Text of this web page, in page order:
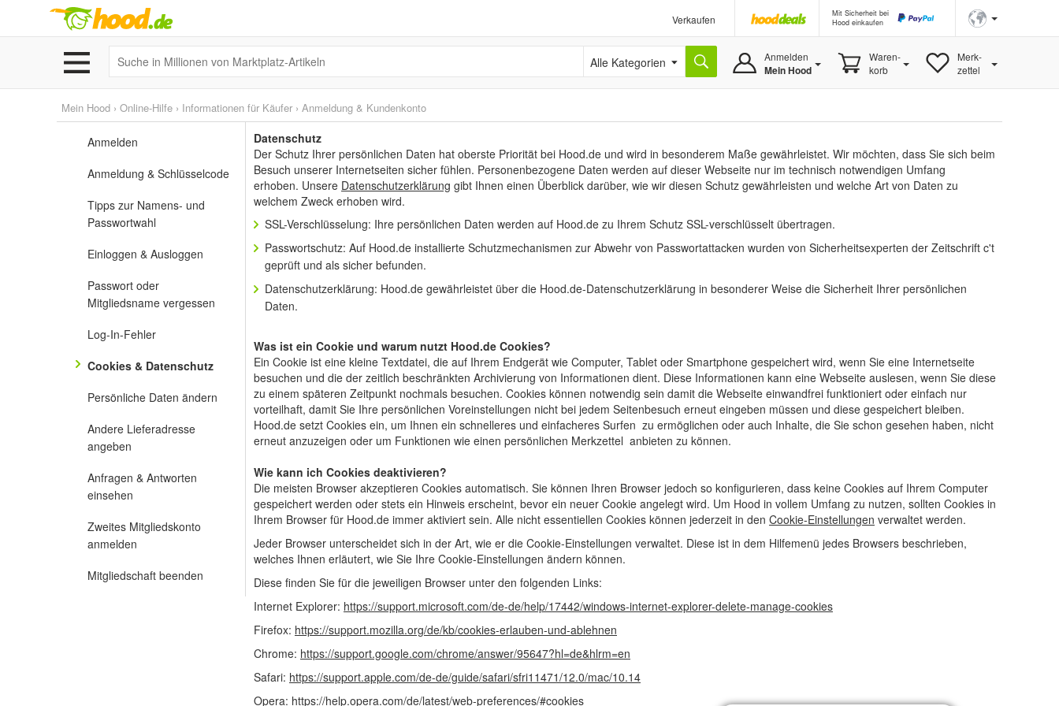
Verkaufen
Mit Sicherheit bei
Hood einkaufen
Alle Kategorien Anmelden
Mein Hood
Waren-
korb
Merk-
zettel
Mein Hood › Online-Hilfe › Informationen für Käufer › Anmeldung & Kundenkonto
Anmelden
Anmeldung & Schlüsselcode
Tipps zur Namens- und
Passwortwahl
Einloggen & Ausloggen
Passwort oder
Mitgliedsname vergessen
Log-In-Fehler
Cookies & Datenschutz
Persönliche Daten ändern
Andere Lieferadresse
angeben
Anfragen & Antworten
einsehen
Zweites Mitgliedskonto
anmelden
Mitgliedschaft beenden
Datenschutz
Der Schutz Ihrer persönlichen Daten hat oberste Priorität bei Hood.de und wird in besonderem Maße gewährleistet. Wir möchten, dass Sie sich beim
Besuch unserer Internetseiten sicher fühlen. Personenbezogene Daten werden auf dieser Webseite nur im technisch notwendigen Umfang
erhoben. Unsere Datenschutzerklärung gibt Ihnen einen Überblick darüber, wie wir diesen Schutz gewährleisten und welche Art von Daten zu
welchem Zweck erhoben wird.
SSL-Verschlüsselung: Ihre persönlichen Daten werden auf Hood.de zu Ihrem Schutz SSL-verschlüsselt übertragen.
Passwortschutz: Auf Hood.de installierte Schutzmechanismen zur Abwehr von Passwortattacken wurden von Sicherheitsexperten der Zeitschrift c't
geprüft und als sicher befunden.
Datenschutzerklärung: Hood.de gewährleistet über die Hood.de-Datenschutzerklärung in besonderer Weise die Sicherheit Ihrer persönlichen
Daten.
Was ist ein Cookie und warum nutzt Hood.de Cookies?
Ein Cookie ist eine kleine Textdatei, die auf Ihrem Endgerät wie Computer, Tablet oder Smartphone gespeichert wird, wenn Sie eine Internetseite
besuchen und die der zeitlich beschränkten Archivierung von Informationen dient. Diese Informationen kann eine Webseite auslesen, wenn Sie diese
zu einem späteren Zeitpunkt nochmals besuchen. Cookies können notwendig sein damit die Webseite einwandfrei funktioniert oder einfach nur
vorteilhaft, damit Sie Ihre persönlichen Voreinstellungen nicht bei jedem Seitenbesuch erneut eingeben müssen und diese gespeichert bleiben.
Hood.de setzt Cookies ein, um Ihnen ein schnelleres und einfacheres Surfen zu ermöglichen oder auch Inhalte, die Sie schon gesehen haben, nicht
erneut anzuzeigen oder um Funktionen wie einen persönlichen Merkzettel anbieten zu können.
Wie kann ich Cookies deaktivieren?
Die meisten Browser akzeptieren Cookies automatisch. Sie können Ihren Browser jedoch so konfigurieren, dass keine Cookies auf Ihrem Computer
gespeichert werden oder stets ein Hinweis erscheint, bevor ein neuer Cookie angelegt wird. Um Hood in vollem Umfang zu nutzen, sollten Cookies in
Ihrem Browser für Hood.de immer aktiviert sein. Alle nicht essentiellen Cookies können jederzeit in den Cookie-Einstellungen verwaltet werden.
Jeder Browser unterscheidet sich in der Art, wie er die Cookie-Einstellungen verwaltet. Diese ist in dem Hilfemenü jedes Browsers beschrieben,
welches Ihnen erläutert, wie Sie Ihre Cookie-Einstellungen ändern können.
Diese finden Sie für die jeweiligen Browser unter den folgenden Links:
Internet Explorer: https://support.microsoft.com/de-de/help/17442/windows-internet-explorer-delete-manage-cookies
Firefox: https://support.mozilla.org/de/kb/cookies-erlauben-und-ablehnen
Chrome: https://support.google.com/chrome/answer/95647?hl=de&hlrm=en
Safari: https://support.apple.com/de-de/guide/safari/sfri11471/12.0/mac/10.14
Opera: https://help.opera.com/de/latest/web-preferences/#cookies